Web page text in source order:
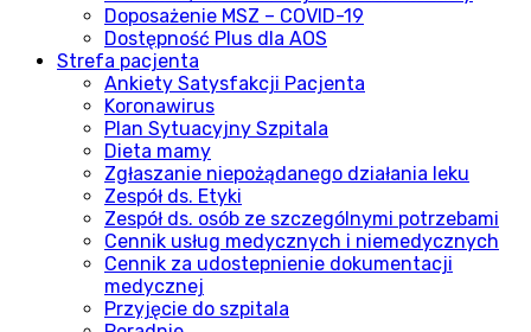
Doposażenie MSZ – COVID-19
Dostępność Plus dla AOS
Strefa pacjenta
Ankiety Satysfakcji Pacjenta
Koronawirus
Plan Sytuacyjny Szpitala
Dieta mamy
Zgłaszanie niepożądanego działania leku
Zespół ds. Etyki
Zespół ds. osób ze szczególnymi potrzebami
Cennik usług medycznych i niemedycznych
Cennik za udostepnienie dokumentacji
medycznej
Przyjęcie do szpitala